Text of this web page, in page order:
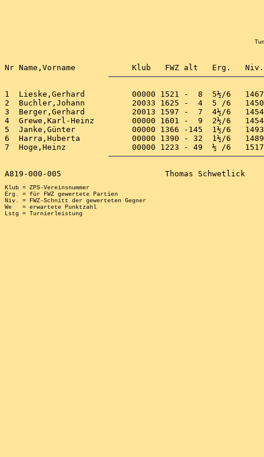
1  Lieske,Gerhard          00000 1521 -  8  5½/6
2  Buchler,Johann          20033 1625 -  4  5 /6
3  Berger,Gerhard          20013 1597 -  7  4½/6
4  Grewe,Karl-Heinz        00000 1601 -  9  2½/6
5  Janke,Günter            00000 1366 -145  1½/6   1493
6  Harra,Huberta           00000 1390 - 32  1½/6
Klub = ZPS-Vereinsnummer
Erg. = für FWZ gewertete Partien
Niv. = FWZ-Schnitt der gewerteten Gegner
We   = erwartete Punktzahl